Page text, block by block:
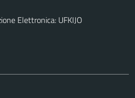
Elettronica: UFKIJO